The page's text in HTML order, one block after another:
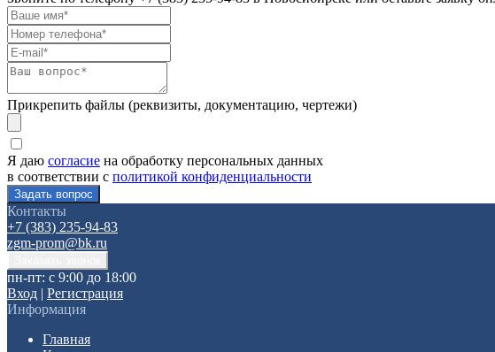
Прикрепить файлы (реквизиты, документацию, чертежи)
Я даю согласие на обработку персональных данных
в соответствии с политикой конфиденциальности
Контакты
+7 (383) 235-94-83
zgm-prom@bk.ru
пн-пт: с 9:00 до 18:00
Вход | Регистрация
Информация
Главная